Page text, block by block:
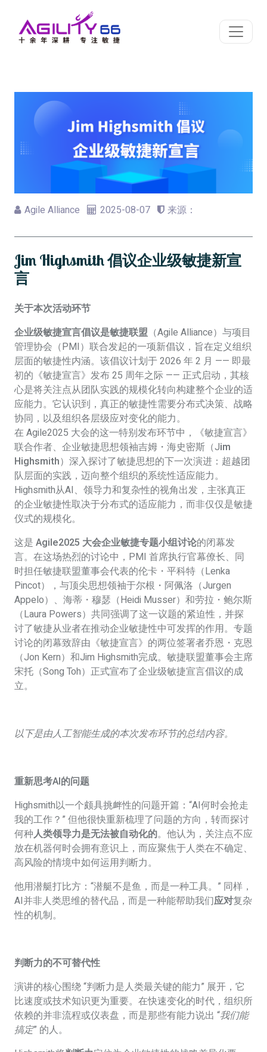
Agile Alliance 2025-08-07 来源：
Jim Highsmith 倡议企业级敏捷新宣
言
关于本次活动环节
企业级敏捷宣言倡议是敏捷联盟 （Agile Alliance）与项目
管理协会（PMI）联合发起的一项新倡议，旨在定义组织
层面的敏捷性内涵。该倡议计划于 2026 年 2 月 —— 即最
初的《敏捷宣言》发布 25 周年之际 —— 正式启动，其核
心是将关注点从团队实践的规模化转向构建整个企业的适
应能力。它认识到，真正的敏捷性需要分布式决策、战略
协同，以及组织各层级应对变化的能力。
在 Agile2025 大会的这一特别发布环节中，《敏捷宣言》
联合作者、企业敏捷思想领袖吉姆・海史密斯（Jim
Highsmith）深入探讨了敏捷思想的下一次演进：超越团
队层面的实践，迈向整个组织的系统性适应能力。
Highsmith从AI、领导力和复杂性的视角出发，主张真正
的企业敏捷性取决于分布式的适应能力，而非仅仅是敏捷
仪式的规模化。
这是 Agile2025 大会企业敏捷专题小组讨论的闭幕发
言。在这场热烈的讨论中，PMI 首席执行官幕僚长、同
时担任敏捷联盟董事会代表的伦卡・平科特（Lenka
Pincot），与顶尖思想领袖于尔根・阿佩洛（Jurgen
Appelo）、海蒂・穆瑟（Heidi Musser）和劳拉・鲍尔斯
（Laura Powers）共同强调了这一议题的紧迫性，并探
讨了敏捷从业者在推动企业敏捷性中可发挥的作用。专题
讨论的闭幕致辞由《敏捷宣言》的两位签署者乔恩・克恩
（Jon Kern）和Jim Highsmith完成。敏捷联盟董事会主席
宋托（Song Toh）正式宣布了企业级敏捷宣言倡议的成
立。
以下是由人工智能生成的本次发布环节的总结内容。
重新思考AI的问题
Highsmith以一个颇具挑衅性的问题开篇：“AI何时会抢走
我的工作？” 但他很快重新梳理了问题的方向，转而探讨
何种人类领导力是无法被自动化的。他认为，关注点不应
放在机器何时会拥有意识上，而应聚焦于人类在不确定、
高风险的情境中如何运用判断力。
他用潜艇打比方：“潜艇不是鱼，而是一种工具。” 同样，
AI并非人类思维的替代品，而是一种能帮助我们应对复杂
性的机制。
判断力的不可替代性
演讲的核心围绕 “判断力是人类最关键的能力” 展开，它
比速度或技术知识更为重要。在快速变化的时代，组织所
依赖的并非流程或仪表盘，而是那些有能力说出 “我们能
搞定” 的人。